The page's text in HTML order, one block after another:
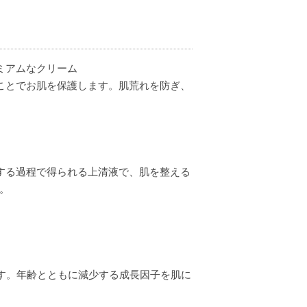
アムなクリーム
でお肌を保護します。肌荒れを防ぎ、
過程で得られる上清液で、肌を整える
年齢とともに減少する成長因子を肌に